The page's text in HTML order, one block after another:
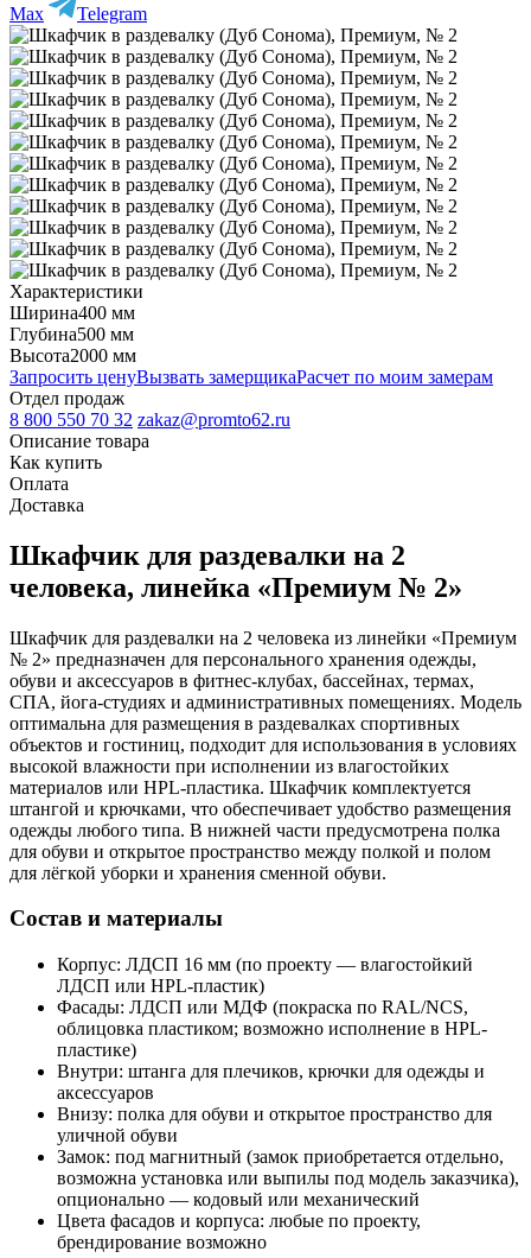
Max Telegram
Характеристики
Ширина400 мм
Глубина500 мм
Высота2000 мм
Запросить ценуВызвать замерщикаРасчет по моим замерам
Отдел продаж
8 800 550 70 32 zakaz@promto62.ru
Описание товара
Как купить
Оплата
Доставка
Шкафчик для раздевалки на 2
человека, линейка «Премиум № 2»
Шкафчик для раздевалки на 2 человека из линейки «Премиум
№ 2» предназначен для персонального хранения одежды,
обуви и аксессуаров в фитнес-клубах, бассейнах, термах,
СПА, йога-студиях и административных помещениях. Модель
оптимальна для размещения в раздевалках спортивных
объектов и гостиниц, подходит для использования в условиях
высокой влажности при исполнении из влагостойких
материалов или HPL-пластика. Шкафчик комплектуется
штангой и крючками, что обеспечивает удобство размещения
одежды любого типа. В нижней части предусмотрена полка
для обуви и открытое пространство между полкой и полом
для лёгкой уборки и хранения сменной обуви.
Состав и материалы
Корпус: ЛДСП 16 мм (по проекту — влагостойкий
ЛДСП или HPL-пластик)
Фасады: ЛДСП или МДФ (покраска по RAL/NCS,
облицовка пластиком; возможно исполнение в HPL-
пластике)
Внутри: штанга для плечиков, крючки для одежды и
аксессуаров
Внизу: полка для обуви и открытое пространство для
уличной обуви
Замок: под магнитный (замок приобретается отдельно,
возможна установка или выпилы под модель заказчика),
опционально — кодовый или механический
Цвета фасадов и корпуса: любые по проекту,
брендирование возможно